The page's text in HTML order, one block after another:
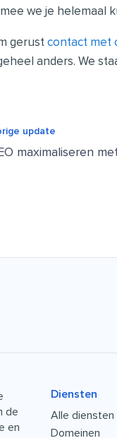
we je helemaal
gerustcontact met
anders. We
update
de
en
Diensten
Alle diensten
Domeinen